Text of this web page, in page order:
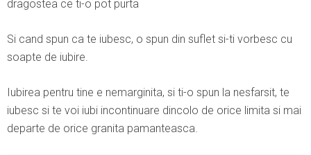
dragostea ce ti-o pot purta
Si cand spun ca te iubesc, o spun din suflet si-ti vorbesc cu
soapte de iubire.
Iubirea pentru tine e nemarginita, si ti-o spun la nesfarsit, te
iubesc si te voi iubi incontinuare dincolo de orice limita si mai
departe de orice granita pamanteasca.